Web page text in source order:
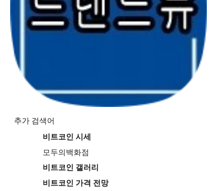
추가 검색어
비트코인 시세
모두의백화점
비트코인 갤러리
비트코인 가격 전망